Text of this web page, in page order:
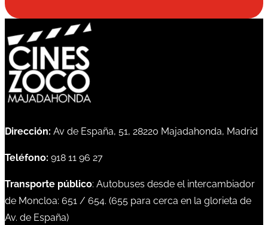
Dirección: Av de España, 51, 28220 Majadahonda, Madrid
Teléfono: 918 11 96 27
Transporte público: Autobuses desde el intercambiador
de Moncloa: 651 / 654. (655 para cerca en la glorieta de
Av. de España)